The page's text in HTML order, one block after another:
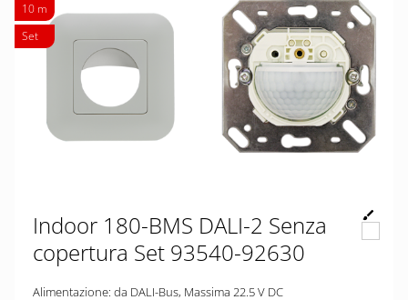
10 m
Set
Indoor 180-BMS DALI-2 Senza
copertura Set 93540-92630
Alimentazione: da DALI-Bus, Massima 22.5 V DC